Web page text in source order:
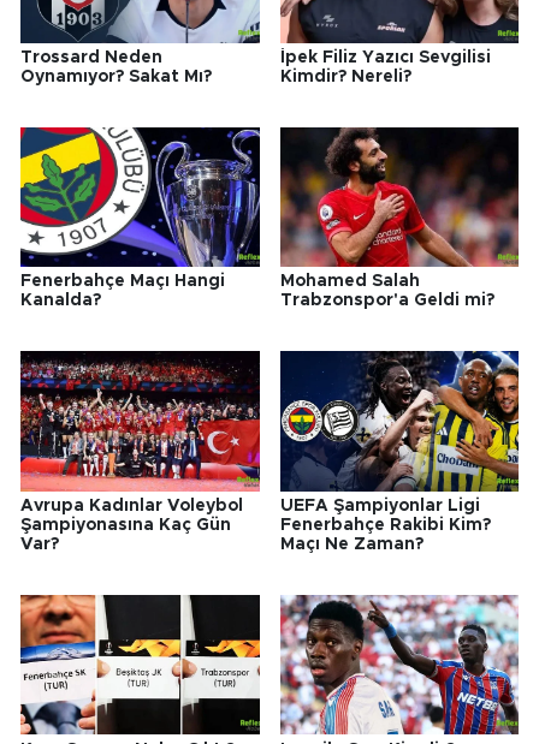
Trossard Neden
Oynamıyor? Sakat Mı?
İpek Filiz Yazıcı Sevgilisi
Kimdir? Nereli?
Fenerbahçe Maçı Hangi
Kanalda?
Mohamed Salah
Trabzonspor'a Geldi mi?
Avrupa Kadınlar Voleybol
Şampiyonasına Kaç Gün
Var?
UEFA Şampiyonlar Ligi
Fenerbahçe Rakibi Kim?
Maçı Ne Zaman?